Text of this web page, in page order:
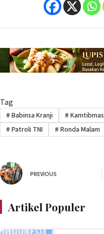
Tag
# Babinsa Kranji # Kamtibmas
# Patroli TNI # Ronda Malam
PREVIOUS
Artikel Populer